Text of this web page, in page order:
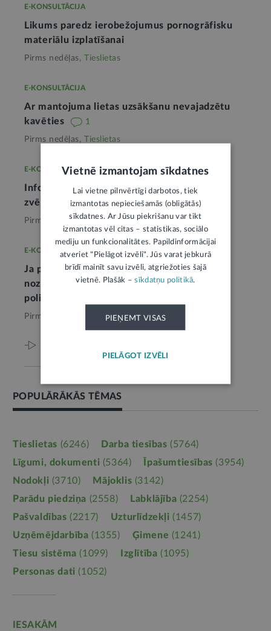
E-KONSULTĀCIJA
Likums paredz ierobežojumus pornogrāfisku
materiālu izplatīšanai
Pirms nedēļas, Tieslietas
E-KONSULTĀCIJA
Ar mantojuma lietas uzsākšanu nevajadzētu
kavēties
1
Pirms nedēļas, Tieslietas
E-KONSULTĀCIJA
Informāciju par mirušā kontiem noskaidros
zvērināts notārs
1
Pirms nedēļas, Tieslietas
E-KONSULTĀCIJA
Ja persona uzskata, ka pret viņu izdarīts
noziedzīgs nodarījums, tad jāvēršas Valsts
policijā
Pirms mēneša, Tieslietas
POPULĀRĀKĀS TĒMAS
Tieslietas (6246) Darba tiesības (5764)
Līgumi, dokumenti (5364) Īpašumtiesības (3954)
Nodokļi (3710) Mājoklis (3142)
Parādu piedziņa (2558) Labklājība (2254)
Pašvaldības (2217) Uzturlīdzekļi (1457)
Uzņēmējdarbība (1355) Ģimene (1241)
Tiesu sistēma (1099) Izglītība (1095)
Personas dati (1052)
IESAKĀM
Vietnē izmantojam sīkdatnes
Lai vietne pilnvērtīgi darbotos, tiek
izmantotas nepieciešamās (obligātās)
sīkdatnes. Ar Jūsu piekrišanu var tikt
izmantotas vēl citas – statistikas, sociālo
mediju un funkcionalitātes. Papildinformācijai
atveriet "Pielāgot izvēli". Jūs varat jebkurā
brīdī mainīt savu izvēli, atgriežoties šajā
vietnē. Plašāk –sīkdatņu politikā.
PIEŅEMT VISAS
PIELĀGOT IZVĒLI